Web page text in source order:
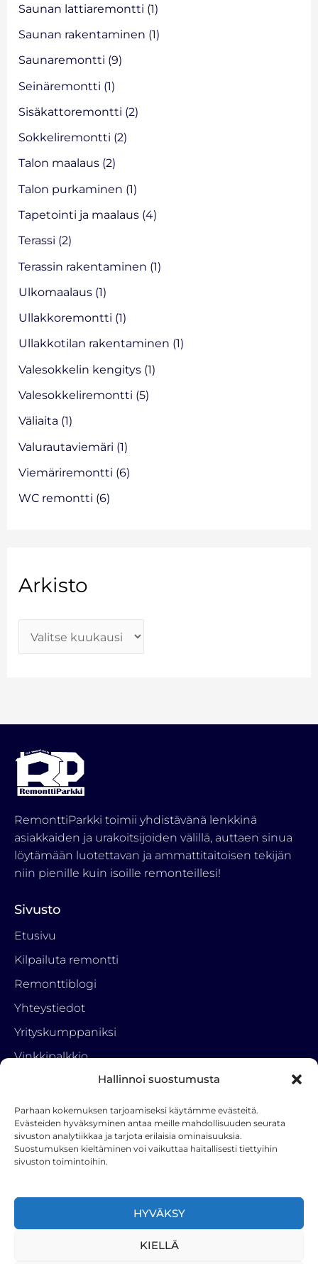
Hallinnoi suostumusta
Parhaan kokemuksen tarjoamiseksi käytämme evästeitä.
Evästeiden hyväksyminen antaa meille mahdollisuuden seurata
sivuston analytiikkaa ja tarjota erilaisia ominaisuuksia.
Suostumuksen kieltäminen voi vaikuttaa haitallisesti tiettyihin
sivuston toimintoihin.
HYVÄKSY
KIELLÄ
Saunan lattiaremontti (1)
Saunan rakentaminen (1)
Saunaremontti (9)
Seinäremontti (1)
Sisäkattoremontti (2)
Sokkeliremontti (2)
Talon maalaus (2)
Talon purkaminen (1)
Tapetointi ja maalaus (4)
Terassi (2)
Terassin rakentaminen (1)
Ulkomaalaus (1)
Ullakkoremontti (1)
Ullakkotilan rakentaminen (1)
Valesokkelin kengitys (1)
Valesokkeliremontti (5)
Väliaita (1)
Valurautaviemäri (1)
Viemäriremontti (6)
WC remontti (6)
Arkisto
RemonttiParkki toimii yhdistävänä lenkkinä
asiakkaiden ja urakoitsijoiden välillä, auttaen sinua
löytämään luotettavan ja ammattitaitoisen tekijän
niin pienille kuin isoille remonteillesi!
Sivusto
Etusivu
Kilpailuta remontti
Remonttiblogi
Yhteystiedot
Yrityskumppaniksi
Vinkkipalkkio
Tietosuojaseloste
Ota yhteyttä
RemonttiParkki
050 3222 001
a